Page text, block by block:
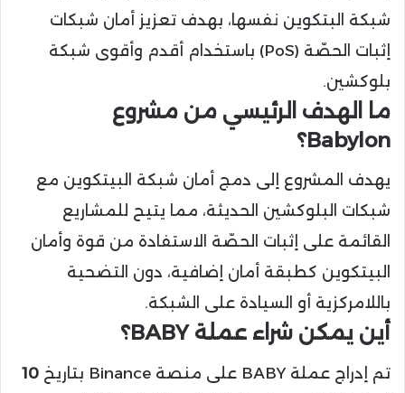
شبكة البتكوين نفسها، بهدف تعزيز أمان شبكات
إثبات الحصّة (PoS) باستخدام أقدم وأقوى شبكة
بلوكشين.
ما الهدف الرئيسي من مشروع
Babylon؟
يهدف المشروع إلى دمج أمان شبكة البيتكوين مع
شبكات البلوكشين الحديثة، مما يتيح للمشاريع
القائمة على إثبات الحصّة الاستفادة من قوة وأمان
البيتكوين كطبقة أمان إضافية، دون التضحية
باللامركزية أو السيادة على الشبكة.
أين يمكن شراء عملة BABY؟
تم إدراج عملة BABY على منصة Binance بتاريخ
10